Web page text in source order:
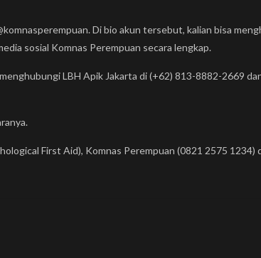
Di bio akun tersebut, kalian bisa
sosial Komnas Perempuan secara lengkap.
LBH Apik Jakarta di (+62) 813-8882-2669
First Aid), Komnas Perempuan (0821 2575 1234)